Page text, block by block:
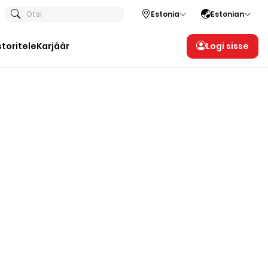
Otsi Estonia Estonian
Karjäär Logi sisse